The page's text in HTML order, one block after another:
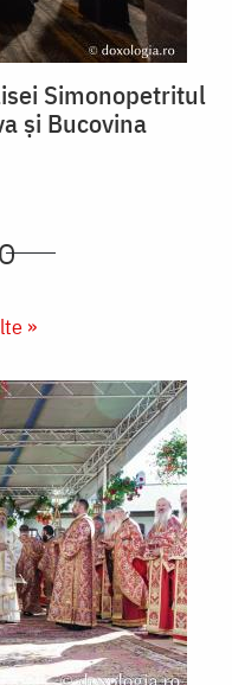
Simonopetritul
şi Bucovina
»